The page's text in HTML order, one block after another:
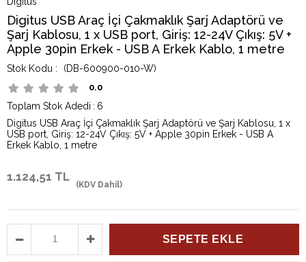
Digitus USB Araç İçi Çakmaklık Şarj Adaptörü ve
Şarj Kablosu, 1 x USB port, Giriş: 12-24V Çıkış: 5V +
Apple 30pin Erkek - USB A Erkek Kablo, 1 metre
(DB-600900-010-W)
0.0
Toplam Stok Adedi : 6
Digitus USB Araç İçi Çakmaklık Şarj Adaptörü ve Şarj Kablosu, 1 x
USB port, Giriş: 12-24V Çıkış: 5V + Apple 30pin Erkek - USB A
Erkek Kablo, 1 metre
1.124,51 TL
(KDV Dahil)